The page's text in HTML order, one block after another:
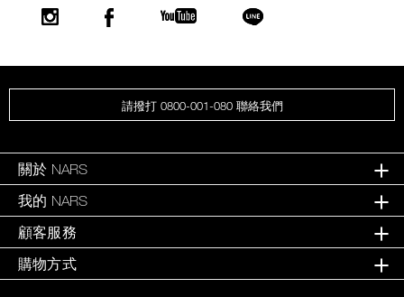
請撥打 0800-001-080 聯絡我們
關於 NARS
我的 NARS
顧客服務
購物方式